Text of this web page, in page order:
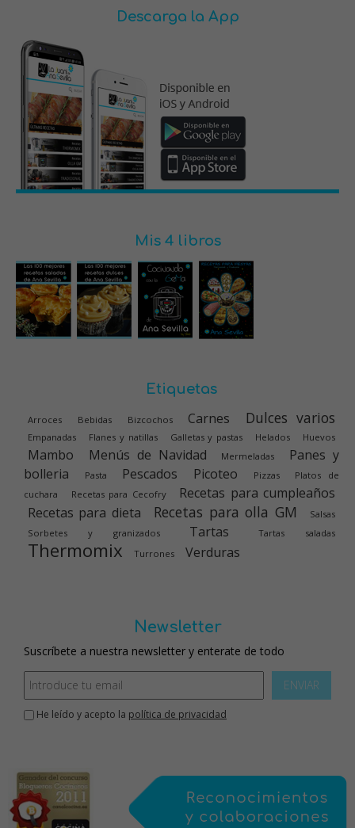
Descarga la App
Mis 4 libros
Etiquetas
Arroces Bebidas Bizcochos Carnes Dulces varios
Empanadas Flanes y natillas Galletas y pastas Helados Huevos
Mambo Menús de Navidad Mermeladas
Panes y
bolleria
Pasta Pescados Picoteo Pizzas
Platos de
cuchara
Recetas para Cecofry
Recetas para cumpleaños
Recetas para dieta
Recetas para olla GM
Salsas
Sorbetes y granizados
Tartas Tartas saladas
Thermomix Turrones Verduras
Newsletter
Suscríbete a nuestra newsletter y enterate de todo
ENVIAR
He leído y acepto la política de privacidad